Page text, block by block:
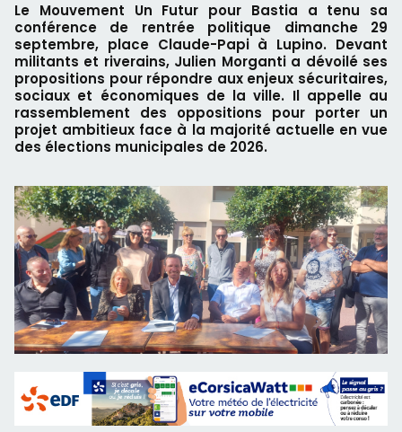
Le Mouvement Un Futur pour Bastia a tenu sa
conférence de rentrée politique dimanche 29
septembre, place Claude-Papi à Lupino. Devant
militants et riverains, Julien Morganti a dévoilé ses
propositions pour répondre aux enjeux sécuritaires,
sociaux et économiques de la ville. Il appelle au
rassemblement des oppositions pour porter un
projet ambitieux face à la majorité actuelle en vue
des élections municipales de 2026.